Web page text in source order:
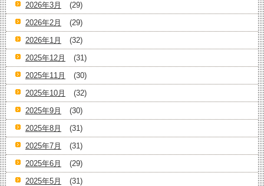
2026年3月
(29)
2026年2月
(29)
2026年1月
(32)
2025年12月
(31)
2025年11月
(30)
2025年10月
(32)
2025年9月
(30)
2025年8月
(31)
2025年7月
(31)
2025年6月
(29)
2025年5月
(31)